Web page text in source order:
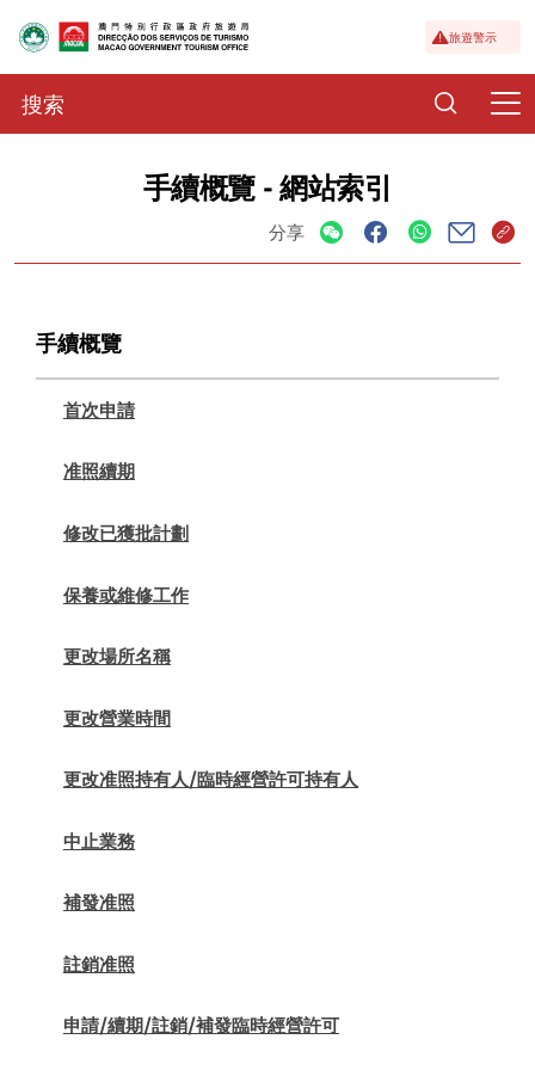
旅遊警示
手續概覽 - 網站索引
分享
手續概覽
首次申請
准照續期
修改已獲批計劃
保養或維修工作
更改場所名稱
更改營業時間
更改准照持有人/臨時經營許可持有人
中止業務
補發准照
註銷准照
申請/續期/註銷/補發臨時經營許可